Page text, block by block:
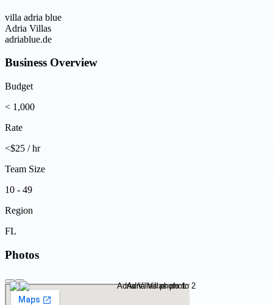
villa adria blue
Adria Villas
adriablue.de
Business Overview
Budget
< 1,000
Rate
<$25 / hr
Team Size
10 - 49
Region
FL
Photos